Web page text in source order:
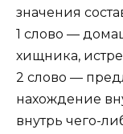
значения
1 слово —
хищника,
2 слово —
нахождение
внутрь чего-